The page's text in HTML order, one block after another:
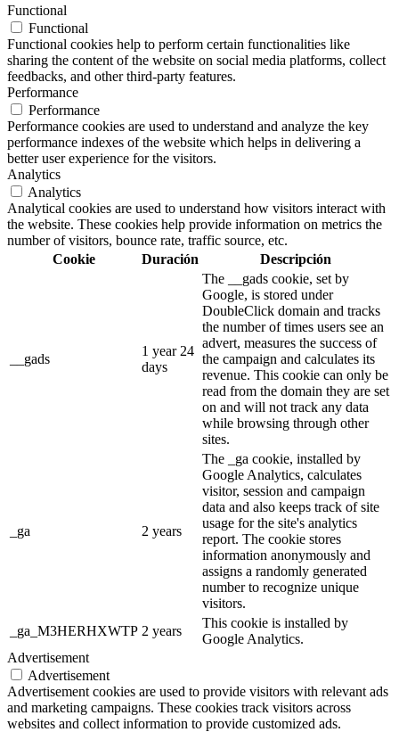
Functional
Functional
Functional cookies help to perform certain functionalities like
sharing the content of the website on social media platforms, collect
feedbacks, and other third-party features.
Performance
Performance
Performance cookies are used to understand and analyze the key
performance indexes of the website which helps in delivering a
better user experience for the visitors.
Analytics
Analytics
Analytical cookies are used to understand how visitors interact with
the website. These cookies help provide information on metrics the
number of visitors, bounce rate, traffic source, etc.
Cookie
Duración Descripción
__gads
1 year 24
days
The __gads cookie, set by
Google, is stored under
DoubleClick domain and tracks
the number of times users see an
advert, measures the success of
the campaign and calculates its
revenue. This cookie can only be
read from the domain they are set
on and will not track any data
while browsing through other
sites.
_ga 2 years
The _ga cookie, installed by
Google Analytics, calculates
visitor, session and campaign
data and also keeps track of site
usage for the site's analytics
report. The cookie stores
information anonymously and
assigns a randomly generated
number to recognize unique
visitors.
_ga_M3HERHXWTP 2 years
This cookie is installed by
Google Analytics.
Advertisement
Advertisement
Advertisement cookies are used to provide visitors with relevant ads
and marketing campaigns. These cookies track visitors across
websites and collect information to provide customized ads.